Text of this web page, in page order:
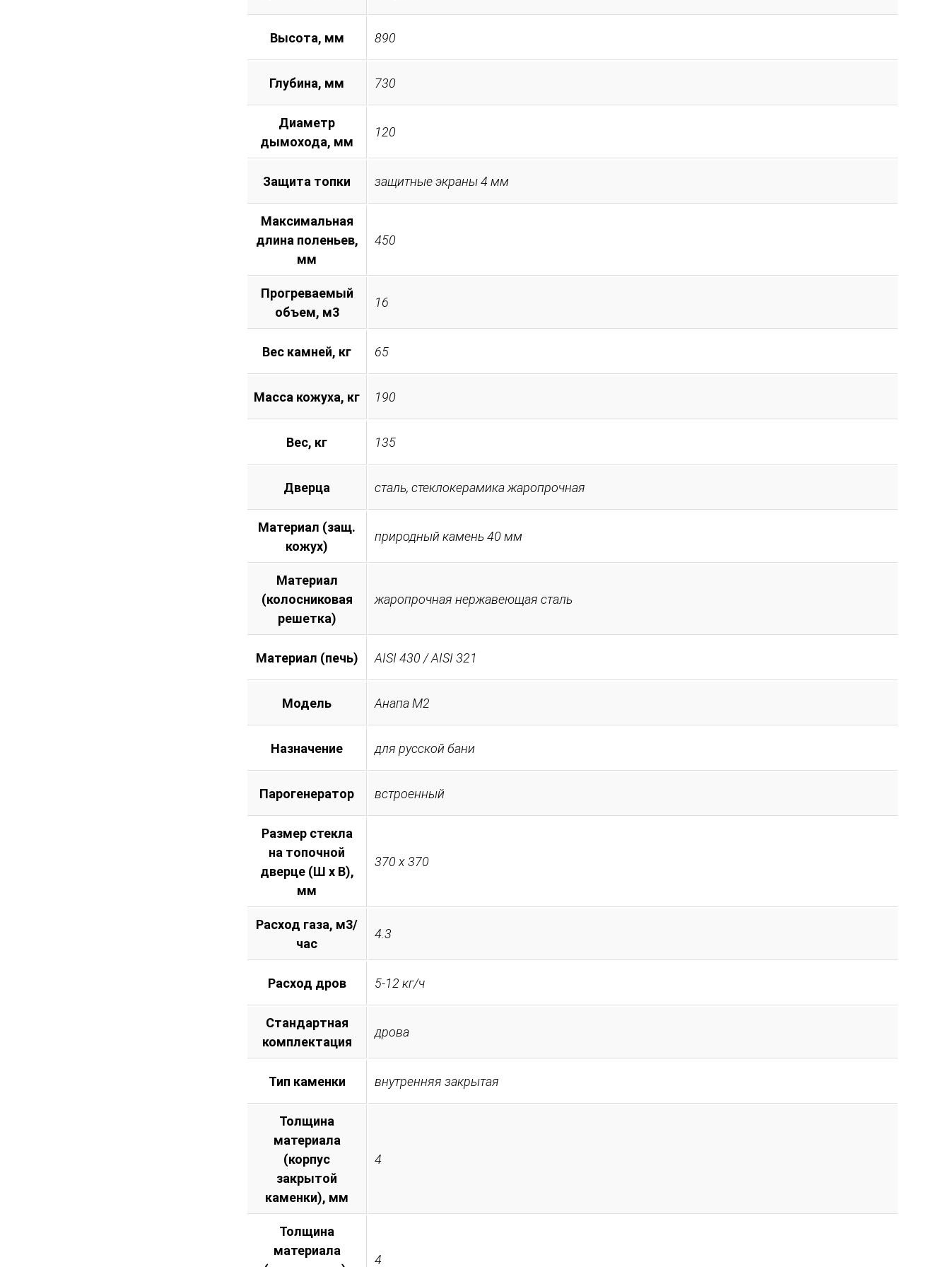
Высота, мм 890
Глубина, мм 730
Диаметр
дымохода, мм
120
Защита топки защитные экраны 4 мм
Максимальная
длина поленьев,
мм
450
Прогреваемый
объем, м3
16
Вес камней, кг 65
Масса кожуха, кг 190
Вес, кг 135
Дверца сталь, стеклокерамика жаропрочная
Материал (защ.
кожух)
природный камень 40 мм
Материал
(колосниковая
решетка)
жаропрочная нержавеющая сталь
Материал (печь) AISI 430 / AISI 321
Модель Анапа М2
Назначение для русской бани
Парогенератор встроенный
Размер стекла
на топочной
дверце (Ш х В),
мм
370 х 370
Расход газа, м3/
час
4.3
Расход дров 5-12 кг/ч
Стандартная
комплектация
дрова
Тип каменки внутренняя закрытая
Толщина
материала
(корпус
закрытой
каменки), мм
4
Толщина
материала
4